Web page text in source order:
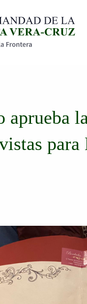
aprueba
para